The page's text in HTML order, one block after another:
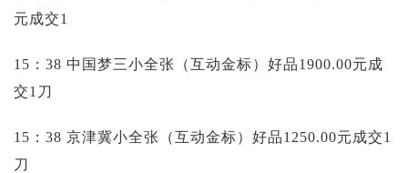
元成交1
15：38 中国梦三小全张（互动金标）好品1900.00元成
交1刀
15：38 京津冀小全张（互动金标）好品1250.00元成交1
刀